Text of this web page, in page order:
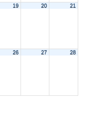
19 20 21
26 27 28